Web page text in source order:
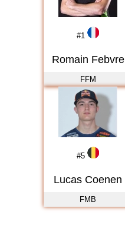
#1
Romain Febvre
FFM
#5
Lucas Coenen
FMB